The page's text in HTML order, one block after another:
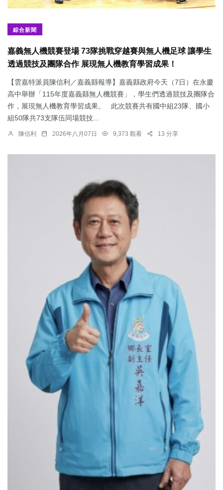
綜合新聞
嘉義無人機競賽登場 73隊挑戰穿越賽與無人機足球 讓學生
透過競技及團隊合作 展現無人機教育學習成果！
【雲嘉特派員陳信利／嘉義縣報導】嘉義縣政府今天（7日）在永慶
高中舉辦「115年度嘉義縣無人機競賽」，學生們透過競技及團隊合
作，展現無人機教育學習成果。 此次競賽共有國中組23隊、國小
組50隊共73支隊伍同場競技...
陳信利 2026年八月07日 9,373 觀看 13 分享